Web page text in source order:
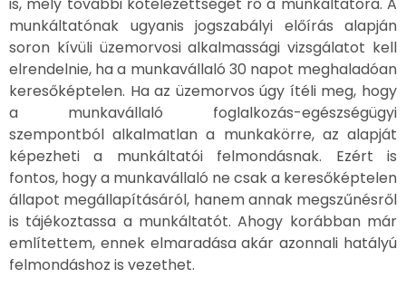
munkáltatónak ugyanis jogszabályi előírás alapján
soron kívüli üzemorvosi alkalmassági vizsgálatot kell
elrendelnie, ha a munkavállaló 30 napot meghaladóan
keresőképtelen. Ha az üzemorvos úgy ítéli meg, hogy
a munkavállaló foglalkozás-egészségügyi
szempontból alkalmatlan a munkakörre, az alapját
képezheti a munkáltatói felmondásnak. Ezért is
fontos, hogy a munkavállaló ne csak a keresőképtelen
állapot megállapításáról, hanem annak megszűnésről
is tájékoztassa a munkáltatót. Ahogy korábban már
említettem, ennek elmaradása akár azonnali hatályú
felmondáshoz is vezethet.